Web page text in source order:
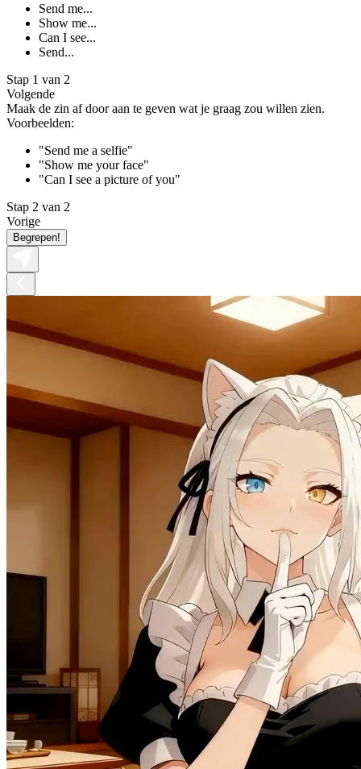
Send me...
Show me...
Can I see...
Send...
Stap 1 van 2
Volgende
Maak de zin af door aan te geven wat je graag zou willen zien.
Voorbeelden:
"Send me a selfie"
"Show me your face"
"Can I see a picture of you"
Stap 2 van 2
Vorige
Begrepen!